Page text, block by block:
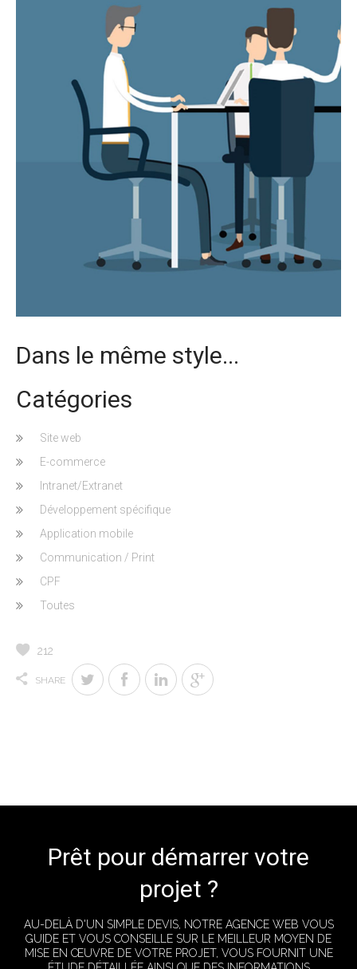
Dans le même style...
Catégories
Site web
E-commerce
Intranet/Extranet
Développement spécifique
Application mobile
Communication / Print
CPF
Toutes
212
SHARE
Prêt pour démarrer votre
projet ?
AU-DELÀ D'UN SIMPLE DEVIS, NOTRE AGENCE WEB VOUS
GUIDE ET VOUS CONSEILLE SUR LE MEILLEUR MOYEN DE
MISE EN ŒUVRE DE VOTRE PROJET, VOUS FOURNIT UNE